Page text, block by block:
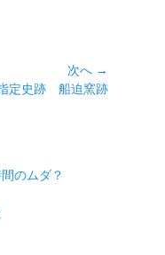
次へ →
定史跡 船迫窯跡
のムダ？